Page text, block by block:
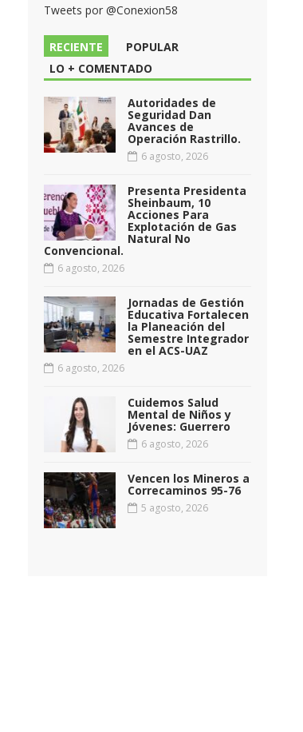
Tweets por @Conexion58
RECIENTE
POPULAR
LO + COMENTADO
Autoridades de
Seguridad Dan
Avances de
Operación Rastrillo.
6 agosto, 2026
Presenta Presidenta
Sheinbaum, 10
Acciones Para
Explotación de Gas
Natural No
Convencional.
6 agosto, 2026
Jornadas de Gestión
Educativa Fortalecen
la Planeación del
Semestre Integrador
en el ACS-UAZ
6 agosto, 2026
Cuidemos Salud
Mental de Niños y
Jóvenes: Guerrero
6 agosto, 2026
Vencen los Mineros a
Correcaminos 95-76
5 agosto, 2026